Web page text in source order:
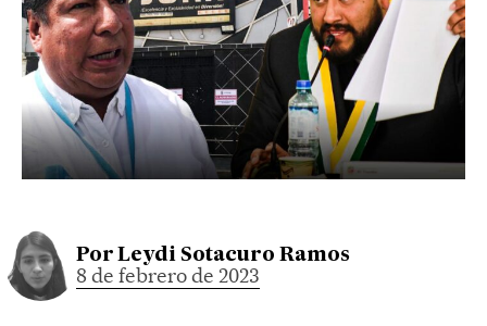
Por Leydi Sotacuro Ramos
8 de febrero de 2023